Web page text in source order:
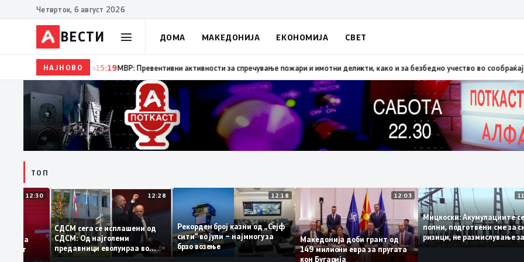
Четврток, 6 август 2026
ВЕСТИ ДОМА МАКЕДОНИЈА ЕКОНОМИЈА СВЕТ
НАЈНОВО
15:20 Десет години од катастрофалните поплави во Скопско: Во невремето загинаа 22 лица15:19МВР: Превентивни
ТОП
12:30
на
12:28
СДСМ сега се исплашени од
СДСМ: Од најголеми
предавници еволуираа во
најголеми патриоти
12:18
Рекорден број казни од „Сејф
сити“ во јули – најмногу за
брзо возење
12:03
Македонија доби грант од
149 милиони евра за пругата
кон Бугарија
Мицкоски:
полни, подготвени сме
ризици, не
поскапување на